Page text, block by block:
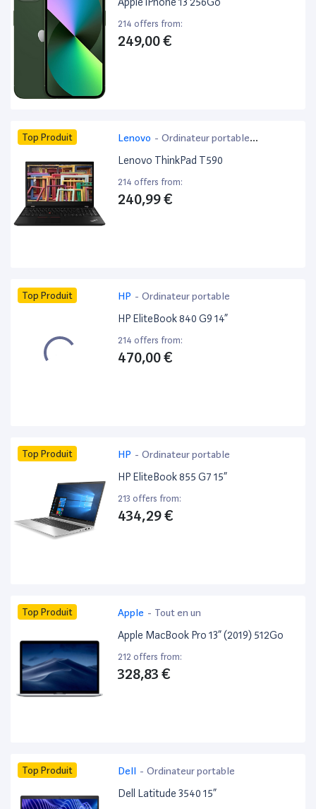
214 offers from:
249,00 €
Top Produit Lenovo - Ordinateur portable
bureautique
Lenovo ThinkPad T590
214 offers from:
240,99 €
Top Produit HP - Ordinateur portable
HP EliteBook 840 G9 14”
214 offers from:
470,00 €
Top Produit HP - Ordinateur portable
HP EliteBook 855 G7 15”
213 offers from:
434,29 €
Top Produit Apple - Tout en un
Apple MacBook Pro 13” (2019) 512Go
212 offers from:
328,83 €
Top Produit Dell - Ordinateur portable
Dell Latitude 3540 15”